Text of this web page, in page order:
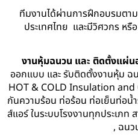
ทีมงานได้ผ่านการฝึกอบรมตา
ประเทศไทย และมีวิศวกร ห
งานหุ้มฉนวน และ ติดตั้งแผ่น
ออกแบบ และ รับติดตั้งงานหุ้ม ฉ
HOT & COLD Insulation and
กันความร้อน ท่อร้อน ท่อเย็นท่อน้
ส์แอร์ ในระบบโรงงานทุกประเภท
, ฉนว